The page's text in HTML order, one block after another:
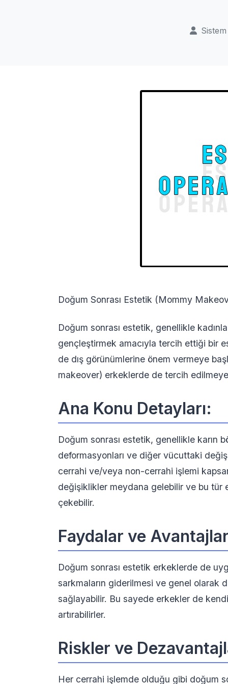
Doğum Sonrası Estetik (Mommy
Doğum sonrası estetik, genellikle
gençleştirmek amacıyla tercih ettiği bir
de dış görünümlerine önem vermeye
makeover) erkeklerde de tercih edilmeye
Ana Konu Detayları:
Doğum sonrası estetik, genellikle karın
deformasyonları ve diğer vücuttaki
cerrahi ve/veya non-cerrahi işlemi
değişiklikler meydana gelebilir ve bu
çekebilir.
Faydalar ve
Doğum sonrası estetik erkeklerde de
sarkmaların giderilmesi ve genel olarak
sağlayabilir. Bu sayede erkekler de
artırabilirler.
Riskler ve
Her cerrahi işlemde olduğu gibi doğum